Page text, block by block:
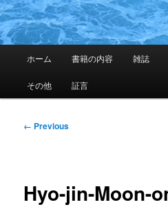
ホーム 書籍の内容 雑誌
その他 証言
Image
← Previous
Hyo-jin-Moon-